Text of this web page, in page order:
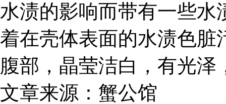
水渍的影响而带有一些水
着在壳体表面的水渍色脏
腹部，晶莹洁白，有光
文章来源：蟹公馆